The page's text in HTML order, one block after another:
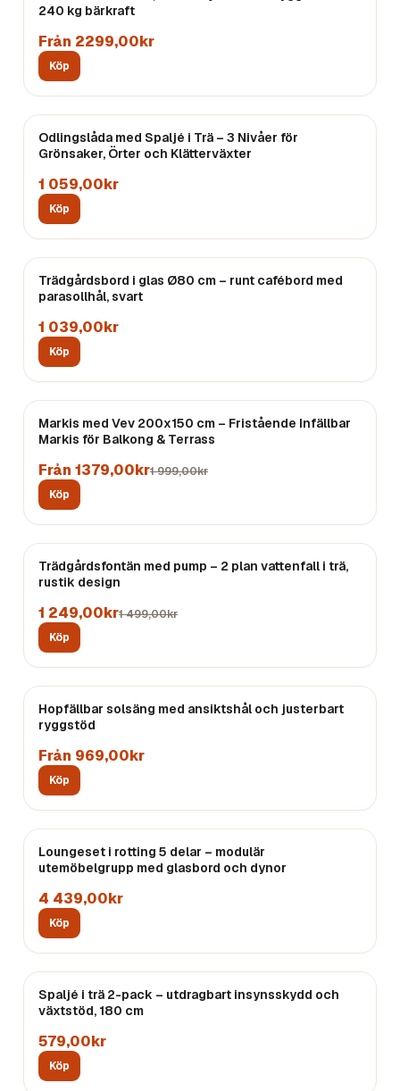
240 kg bärkraft
Från 2299,00kr
Köp
Odlingslåda med Spaljé i Trä – 3 Nivåer för
Grönsaker, Örter och Klätterväxter
1 059,00kr
Köp
Trädgårdsbord i glas Ø80 cm – runt cafébord med
parasollhål, svart
1 039,00kr
Köp
REA
Markis med Vev 200x150 cm – Fristående Infällbar
Markis för Balkong & Terrass
Från 1379,00kr1 999,00kr
Köp
REA
Trädgårdsfontän med pump – 2 plan vattenfall i trä,
rustik design
1 249,00kr1 499,00kr
Köp
Hopfällbar solsäng med ansiktshål och justerbart
ryggstöd
Från 969,00kr
Köp
Loungeset i rotting 5 delar – modulär
utemöbelgrupp med glasbord och dynor
4 439,00kr
Köp
Spaljé i trä 2-pack – utdragbart insynsskydd och
växtstöd, 180 cm
579,00kr
Köp